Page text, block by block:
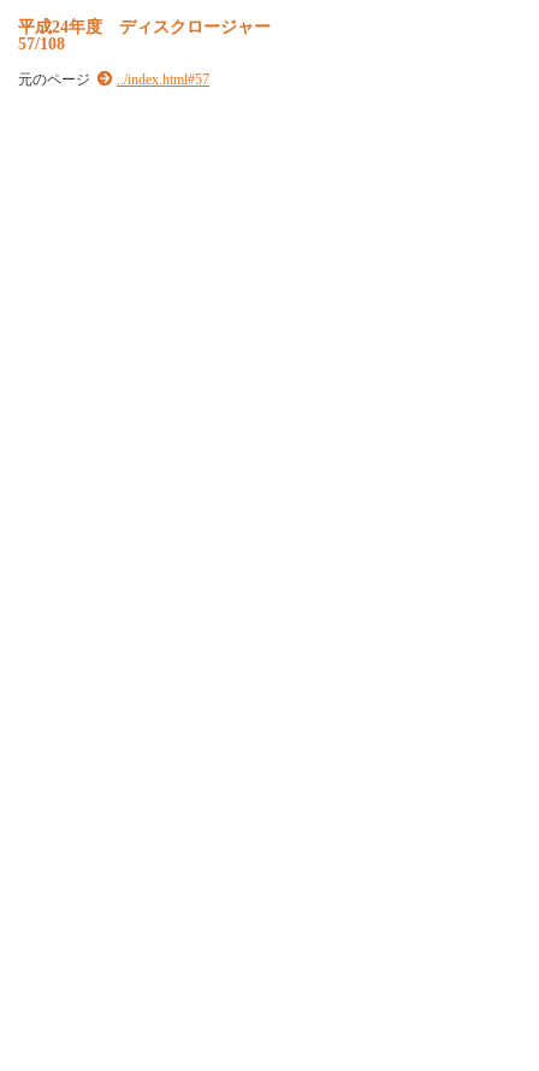
平成24年度 ディ スク ロージャー
57/108
元のページ ../index.html#57